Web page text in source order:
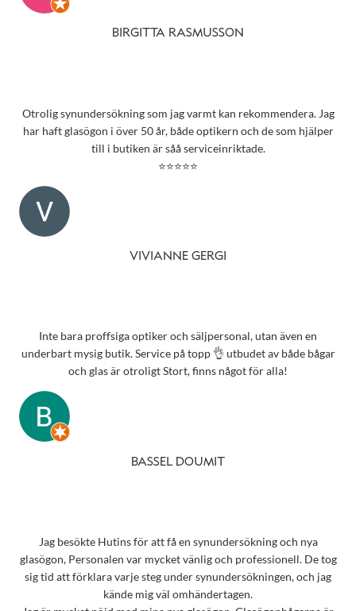
BIRGITTA RASMUSSON
Otrolig synundersökning som jag varmt kan rekommendera. Jag
har haft glasögon i över 50 år, både optikern och de som hjälper
till i butiken är såå serviceinriktade.
⭐⭐⭐⭐⭐
VIVIANNE GERGI
Inte bara proffsiga optiker och säljpersonal, utan även en
underbart mysig butik. Service på topp 👌 utbudet av både bågar
och glas är otroligt Stort, finns något för alla!
BASSEL DOUMIT
Jag besökte Hutins för att få en synundersökning och nya
glasögon, Personalen var mycket vänlig och professionell. De tog
sig tid att förklara varje steg under synundersökningen, och jag
kände mig väl omhändertagen.